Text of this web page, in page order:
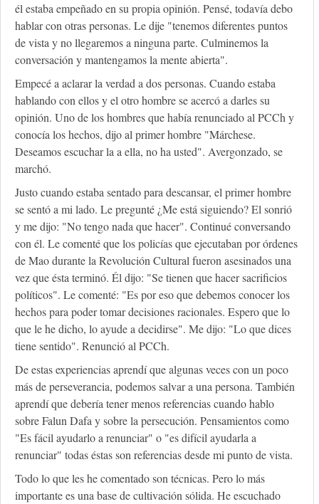
él estaba empeñado en su propia opinión. Pensé, todavía debo
hablar con otras personas. Le dije "tenemos diferentes puntos
de vista y no llegaremos a ninguna parte. Culminemos la
conversación y mantengamos la mente abierta".
Empecé a aclarar la verdad a dos personas. Cuando estaba
hablando con ellos y el otro hombre se acercó a darles su
opinión. Uno de los hombres que había renunciado al PCCh y
conocía los hechos, dijo al primer hombre "Márchese.
Deseamos escuchar la a ella, no ha usted". Avergonzado, se
marchó.
Justo cuando estaba sentado para descansar, el primer hombre
se sentó a mi lado. Le pregunté ¿Me está siguiendo? El sonrió
y me dijo: "No tengo nada que hacer". Continué conversando
con él. Le comenté que los policías que ejecutaban por órdenes
de Mao durante la Revolución Cultural fueron asesinados una
vez que ésta terminó. Él dijo: "Se tienen que hacer sacrificios
políticos". Le comenté: "Es por eso que debemos conocer los
hechos para poder tomar decisiones racionales. Espero que lo
que le he dicho, lo ayude a decidirse". Me dijo: "Lo que dices
tiene sentido". Renunció al PCCh.
De estas experiencias aprendí que algunas veces con un poco
más de perseverancia, podemos salvar a una persona. También
aprendí que debería tener menos referencias cuando hablo
sobre Falun Dafa y sobre la persecución. Pensamientos como
"Es fácil ayudarlo a renunciar" o "es difícil ayudarla a
renunciar" todas éstas son referencias desde mi punto de vista.
Todo lo que les he comentado son técnicas. Pero lo más
importante es una base de cultivación sólida. He escuchado